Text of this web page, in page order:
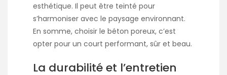
esthétique. Il peut être teinté pour
s’harmoniser avec le paysage environnant.
En somme, choisir le béton poreux, c’est
opter pour un court performant, sûr et beau.
La durabilité et l’entretien